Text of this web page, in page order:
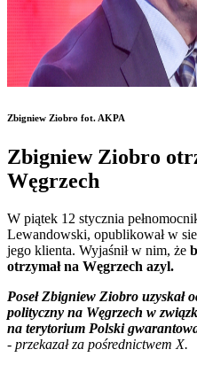
Zbigniew Ziobro fot. AKPA
Zbigniew Ziobro
Węgrzech
W piątek 12 stycznia
Lewandowski, opublikował w
jego klienta. Wyjaśnił w nim, że
otrzymał na Węgrzech azyl.
Poseł Zbigniew Ziobro uzyskał
polityczny na Węgrzech w
na terytorium Polski
- przekazał za pośrednictwem X.